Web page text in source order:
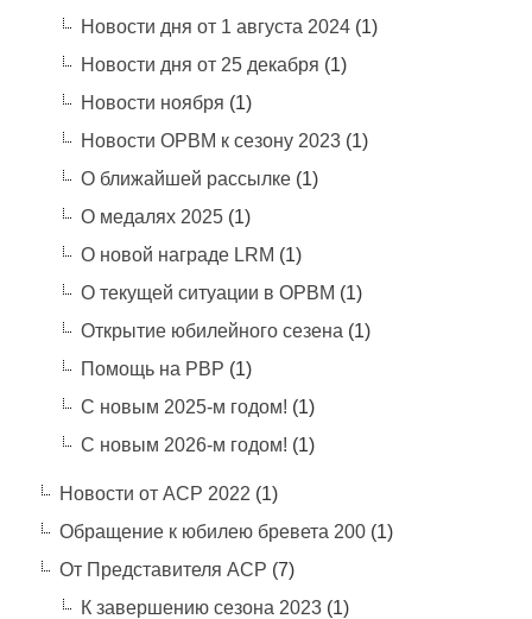
Новости дня от 1 августа 2024(1)
Новости дня от 25 декабря (1)
Новости ноября (1)
Новости ОРВМ к сезону 2023(1)
О ближайшей рассылке(1)
О медалях 2025(1)
О новой награде LRM (1)
О текущей ситуации в ОРВМ (1)
Открытие юбилейного сезена (1)
Помощь на РВР (1)
С новым 2025-м годом! (1)
С новым 2026-м годом! (1)
Новости от АСР 2022 (1)
Обращение к юбилею бревета 200(1)
От Представителя АСР (7)
К завершению сезона 2023(1)